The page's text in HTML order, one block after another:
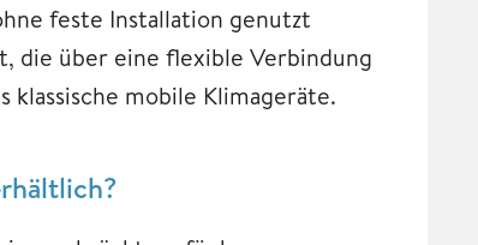
feste Installation genutzt
die über eine flexible Verbindung
mobile Klimageräte.